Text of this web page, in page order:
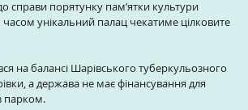
справи порятунку пам’ятки культури
унікальний палац чекатиме цілковите
на балансі Шарівського туберкульозного
а держава не має фінансування для
парком.